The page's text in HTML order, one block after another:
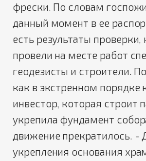
фрески. По словам
данный момент в ее
есть результаты
провели на месте работ
геодезисты и строители.
как в экстренном порядке
инвестор, которая строит
укрепила фундамент
движение прекратилось. -
укрепления основания